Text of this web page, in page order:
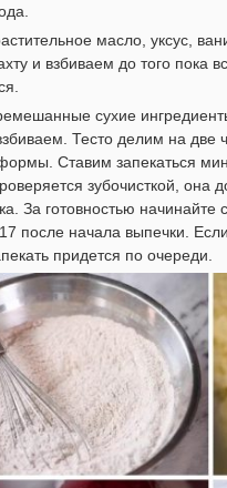
масло, уксус,
и взбиваем до того пока
сухие
Тесто делим на две
Ставим запекаться
зубочисткой, она
За готовностью начинайте
после начала выпечки.
придется по очереди.